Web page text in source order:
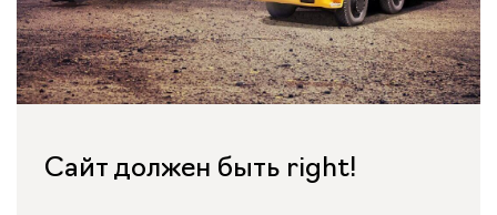
Сайт должен быть right!